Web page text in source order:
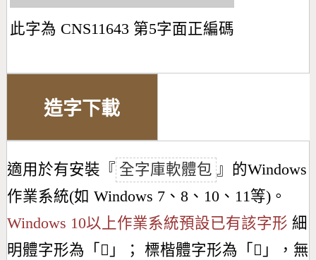
此字為 CNS11643 第5字面正編碼
造字下載
適用於有安裝『 全字庫軟體包 』的Windows
作業系統(如 Windows 7、8、10、11等)。
Windows 10以上作業系統預設已有該字形 細
明體字形為「 𪖶 」； 標楷體字形為「 𪖶 」，無